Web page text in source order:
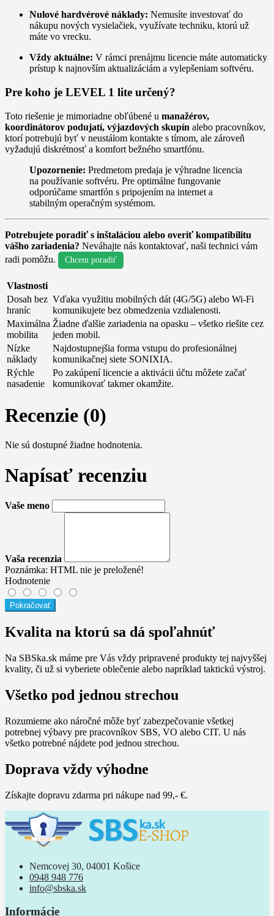
Nulové hardvérové náklady: Nemusíte investovať do
nákupu nových vysielačiek, využívate techniku, ktorú už
máte vo vrecku.
Vždy aktuálne: V rámci prenájmu licencie máte automaticky
prístup k najnovším aktualizáciám a vylepšeniam softvéru.
Pre koho je LEVEL 1 lite určený?
Toto riešenie je mimoriadne obľúbené u manažérov,
koordinátorov podujatí, výjazdových skupín alebo pracovníkov,
ktorí potrebujú byť v neustálom kontakte s tímom, ale zároveň
vyžadujú diskrétnosť a komfort bežného smartfónu.
Upozornenie: Predmetom predaja je výhradne licencia
na používanie softvéru. Pre optimálne fungovanie
odporúčame smartfón s pripojením na internet a
stabilným operačným systémom.
Potrebujete poradiť s inštaláciou alebo overiť kompatibilitu
vášho zariadenia? Neváhajte nás kontaktovať, naši technici vám
radi pomôžu.
Chcem poradiť
Vlastnosti
Dosah bez
hraníc
Vďaka využitiu mobilných dát (4G/5G) alebo Wi-Fi
komunikujete bez obmedzenia vzdialenosti.
Maximálna
mobilita
Žiadne ďalšie zariadenia na opasku – všetko riešite cez
jeden mobil.
Nízke
náklady
Najdostupnejšia forma vstupu do profesionálnej
komunikačnej siete SONIXIA.
Rýchle
nasadenie
Po zakúpení licencie a aktivácii účtu môžete začať
komunikovať takmer okamžite.
Recenzie (0)
Nie sú dostupné žiadne hodnotenia.
Napísať recenziu
Vaše meno
Vaša recenzia
Poznámka: HTML nie je preložené!
Hodnotenie
Pokračovať
Kvalita na ktorú sa dá spoľahnúť
Na SBSka.sk máme pre Vás vždy pripravené produkty tej najvyššej
kvality, či už si vyberiete oblečenie alebo napríklad taktickú výstroj.
Všetko pod jednou strechou
Rozumieme ako náročné môže byť zabezpečovanie všetkej
potrebnej výbavy pre pracovníkov SBS, VO alebo CIT. U nás
všetko potrebné nájdete pod jednou strechou.
Doprava vždy výhodne
Získajte dopravu zdarma pri nákupe nad 99,- €.
Nemcovej 30, 04001 Košice
0948 948 776
info@sbska.sk
Informácie